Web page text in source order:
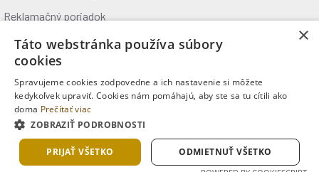
Reklamačný poriadok
Ochrana údajov
Kontakt
Kde nás nájdete
Copyright © 2025, MOVECO s.r.o., Všetky práva vyhradené
×
Táto webstránka používa súbory
cookies
Spravujeme cookies zodpovedne a ich nastavenie si môžete
kedykoľvek upraviť. Cookies nám pomáhajú, aby ste sa tu cítili ako
doma Prečítať viac
ZOBRAZIŤ PODROBNOSTI
PRIJAŤ VŠETKO ODMIETNUŤ VŠETKO